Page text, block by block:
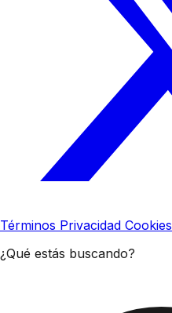
Términos Privacidad Cookies
¿Qué estás buscando?